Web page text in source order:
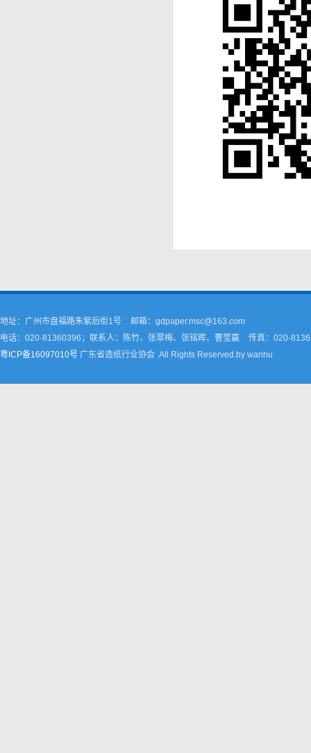
地址：广州市盘福路朱紫后街1号
邮箱：gdpaper.msc@163.com
电话：020-81360396；联系人：陈竹、张翠梅、张铭晖、曹莹嬴
传真：020-
粤ICP备16097010号 广东省造纸行业协会 .All Rights Reserved.by wanhu